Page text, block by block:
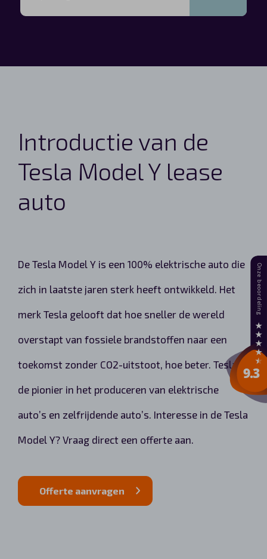
Introductie van de
Tesla Model Y lease
auto
De Tesla Model Y is een 100% elektrische auto die
zich in laatste jaren sterk heeft ontwikkeld. Het
merk Tesla gelooft dat hoe sneller de wereld
overstapt van fossiele brandstoffen naar een
toekomst zonder CO2-uitstoot, hoe beter. Tesla is
de pionier in het produceren van elektrische
auto’s en zelfrijdende auto’s. Interesse in de Tesla
Model Y? Vraag direct een offerte aan.
Offerte aanvragen